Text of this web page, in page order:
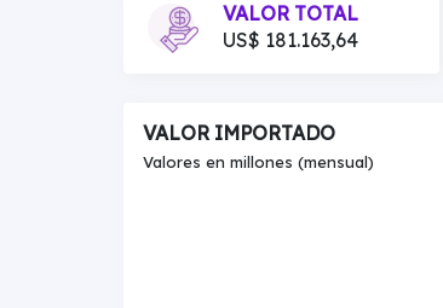
VALOR TOTAL
US$ 181.163,64
VALOR IMPORTADO
Valores en millones (mensual)